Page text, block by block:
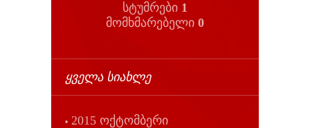
სტუმრები 1
მომხმარებელი 0
ᲧᲕᲔᲚᲐ ᲡᲘᲐᲮᲚᲔ
2015 ოქტომბერი